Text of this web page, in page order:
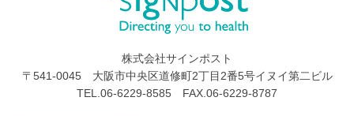
株式会社サインポスト
〒541-0045 大阪市中央区道修町2丁目2番5号イヌイ第二ビル
TEL.06-6229-8585 FAX.06-6229-8787